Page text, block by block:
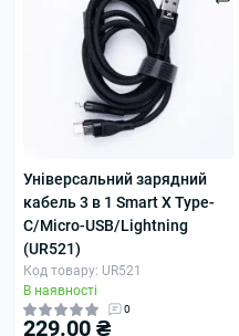
Універсальний зарядний
кабель 3 в 1 Smart X Type-
C/Micro-USB/Lightning
(UR521)
Код товару: UR521
В наявності
0
229.00 ₴